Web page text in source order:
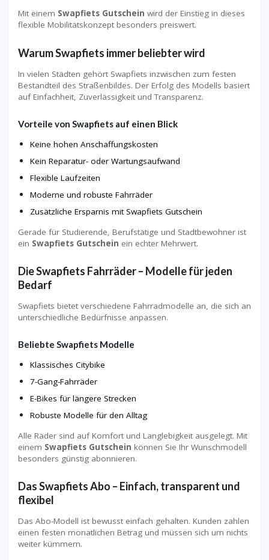
Mit einem Swapfiets Gutschein wird der Einstieg in dieses
flexible Mobilitätskonzept besonders preiswert.
Warum Swapfiets immer beliebter wird
In vielen Städten gehört Swapfiets inzwischen zum festen
Bestandteil des Straßenbildes. Der Erfolg des Modells basiert
auf Einfachheit, Zuverlässigkeit und Transparenz.
Vorteile von Swapfiets auf einen Blick
Keine hohen Anschaffungskosten
Kein Reparatur- oder Wartungsaufwand
Flexible Laufzeiten
Moderne und robuste Fahrräder
Zusätzliche Ersparnis mit Swapfiets Gutschein
Gerade für Studierende, Berufstätige und Stadtbewohner ist
ein Swapfiets Gutschein ein echter Mehrwert.
Die Swapfiets Fahrräder – Modelle für jeden
Bedarf
Swapfiets bietet verschiedene Fahrradmodelle an, die sich an
unterschiedliche Bedürfnisse anpassen.
Beliebte Swapfiets Modelle
Klassisches Citybike
7-Gang-Fahrräder
E-Bikes für längere Strecken
Robuste Modelle für den Alltag
Alle Räder sind auf Komfort und Langlebigkeit ausgelegt. Mit
einem Swapfiets Gutschein können Sie Ihr Wunschmodell
besonders günstig abonnieren.
Das Swapfiets Abo – Einfach, transparent und
flexibel
Das Abo-Modell ist bewusst einfach gehalten. Kunden zahlen
einen festen monatlichen Betrag und müssen sich um nichts
weiter kümmern.